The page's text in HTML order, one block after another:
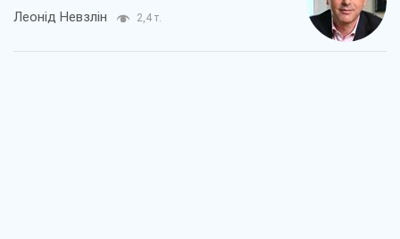
Леонід Невзлін 2,4 т.